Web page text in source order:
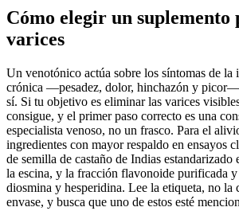
Cómo elegir un suplemento
varices
Un venotónico actúa sobre los síntomas de la
crónica —pesadez, dolor, hinchazón y picor—
sí. Si tu objetivo es eliminar las varices
consigue, y el primer paso correcto es una
especialista venoso, no un frasco. Para el
ingredientes con mayor respaldo en ensayos
de semilla de castaño de Indias
la escina, y la fracción flavonoide purificada
diosmina y hesperidina. Lee la etiqueta, no la
envase, y busca que uno de estos esté